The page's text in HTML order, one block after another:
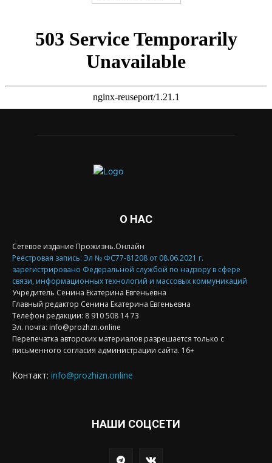
О НАС
Сетевое издание Прожизнь.Онлайн
Реестровая запись: Эл № ФС77-81208 от 08.06.2021 г.
зарегистрировано Федеральной службой по надзору в сфере
связи, информационных технологий и массовых коммуникаций
Учредитель Сенина Екатерина Евгеньевна
Главный редактор Сенина Екатерина Евгеньевна
Телефон редакции: 8 910 508 14 73
Эл. почта: info@prozhzn.online
Перепечатка авторских материалов разрешается только с
письменного согласия администрации сайта. 16+
Контакт: info@prozhizn.online
НАШИ СОЦСЕТИ